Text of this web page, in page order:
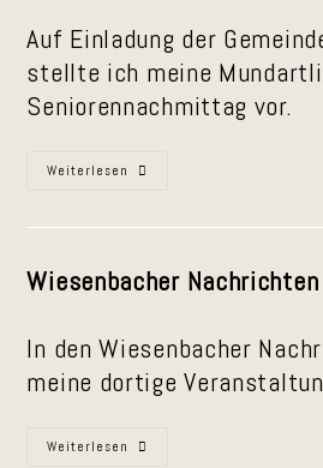
Auf Einladung der
stellte ich meine
Seniorennachmittag vor.
Weiterlesen Wiesenbach
2025
Wiesenbacher Nachrichten
In den Wiesenbacher
meine dortige
Weiterlesen Ankündigung